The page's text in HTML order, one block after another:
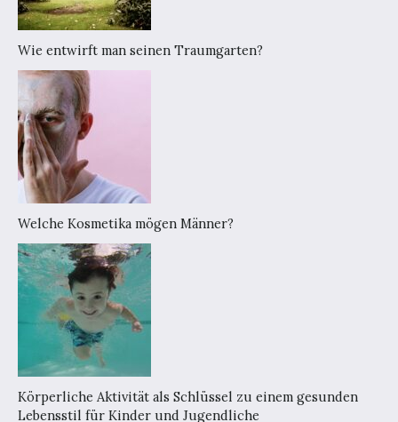
Wie entwirft man seinen Traumgarten?
Welche Kosmetika mögen Männer?
Körperliche Aktivität als Schlüssel zu einem gesunden
Lebensstil für Kinder und Jugendliche